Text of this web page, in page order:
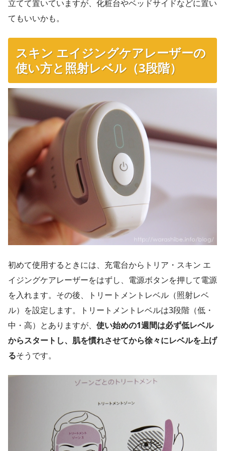
立てて置いていますが、化粧台やベッドサイドなどに置い
てもいいかも。
スキン エイジングケアレーザーの
使い方と照射レベル（3段階）
初めて使用するときには、充電台からトリア・スキン エ
イジングケアレーザーをはずし、電源ボタンを押して電源
を入れます。その後、トリートメントレベル（照射レベ
ル）を設定します。トリートメントレベルは3段階（低・
中・高）とありますが、 使い始めの1週間は必ず低レベル
からスタートし、肌を慣れさせてから徐々にレベルを上げ
るそうです。